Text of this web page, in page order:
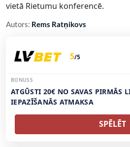
vietā Rietumu konferencē.
Autors: Rems Ratņikovs
5/5
BONUSS
ATGŪSTI 20€ NO SAVAS PIRMĀS
IEPAZĪŠANĀS ATMAKSA
SPĒLĒT